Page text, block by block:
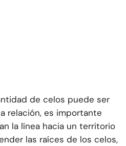
de celos puede ser
relación, es importante
la línea hacia un territorio
las raíces de los celos,